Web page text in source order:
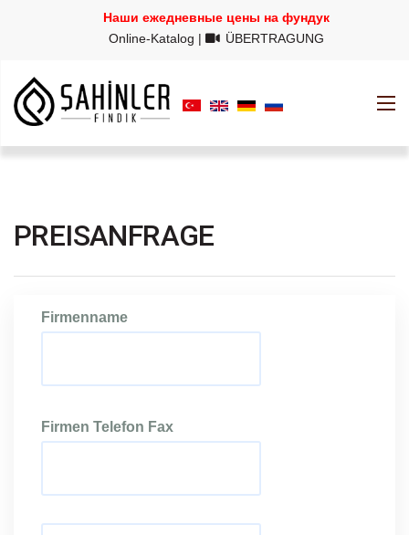
Наши ежедневные цены на фундук
Online-Katalog | ÜBERTRAGUNG
PREISANFRAGE
Firmenname
Firmen Telefon Fax